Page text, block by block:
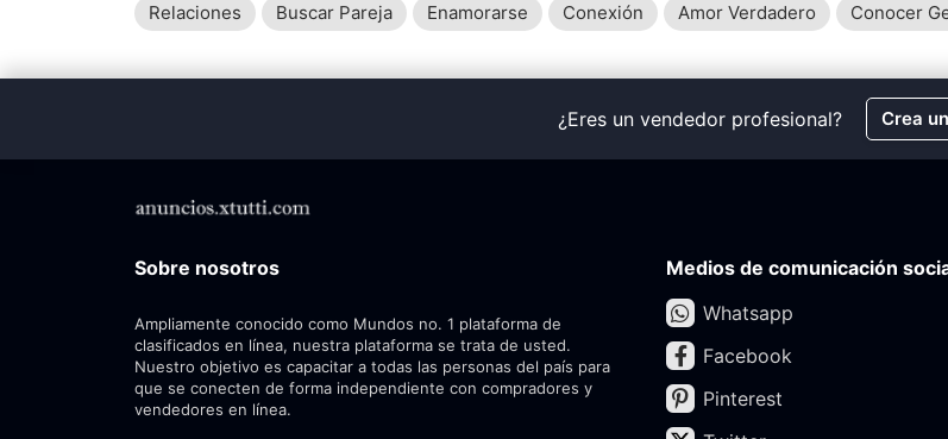
Relaciones
Buscar Pareja Enamorarse Conexión Amor Verdadero Conocer
¿Eres un vendedor profesional? Crea
Sobre nosotros
Ampliamente conocido como Mundos no. 1 plataforma de
clasificados en línea, nuestra plataforma se trata de usted.
Nuestro objetivo es capacitar a todas las personas del país para
que se conecten de forma independiente con compradores y
vendedores en línea.
Medios de comunicación
Whatsapp
Facebook
Pinterest